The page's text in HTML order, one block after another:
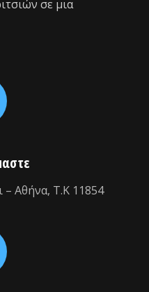
σε μια
– Αθήνα, Τ.Κ 11854